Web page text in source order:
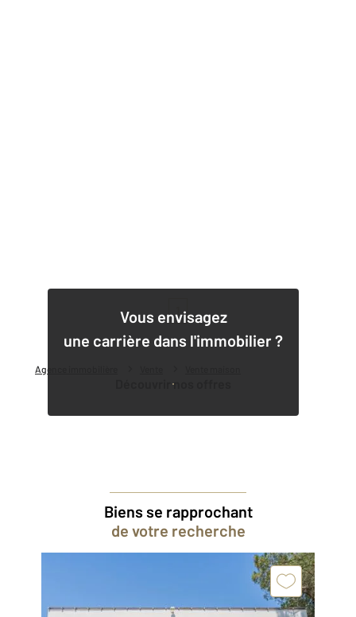
Agence immobilière
Vous envisagez
une carrière dans l'immobilier ?
Découvrir nos offres
Biens se rapprochant
de votre recherche